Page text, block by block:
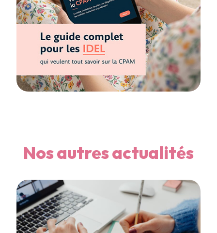
Nos autres actualités